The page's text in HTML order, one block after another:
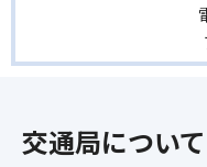
交通局について